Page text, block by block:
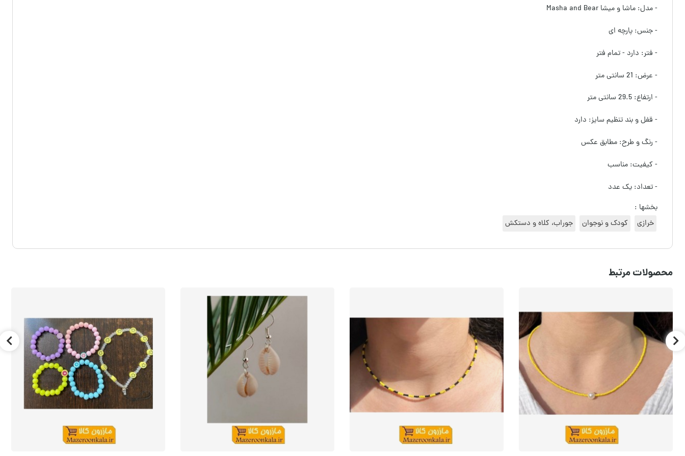
- مدل: ماشا و میشا Masha and Bear
- جنس: پارچه ای
- فتر: دارد - تمام فتر
- عرض: 21 سانتی متر
- ارتفاع: 29.5 سانتی متر
- قفل و بند تنظیم سایز: دارد
- رنگ و طرح: مطابق عکس
- کیفیت: مناسب
- تعداد: یک عدد
بخشها :
خرازی
کودک و نوجوان جوراب، کلاه و دستکش
محصولات مرتبط